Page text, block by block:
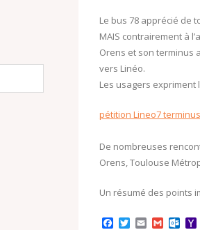
Le bus 78 apprécié de
MAIS contrairement à
Orens et son terminus
vers Linéo.
Les usagers
pétition Lineo7 terminus
De nombreuses
Orens, Toulouse
Un résumé des points
F T E G O